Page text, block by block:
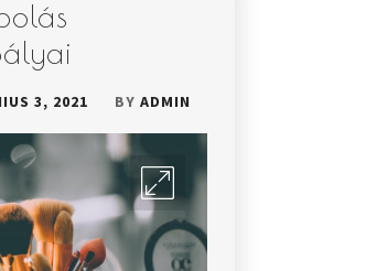
3, 2021 BY ADMIN